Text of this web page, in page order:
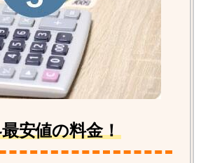
安値の料金！